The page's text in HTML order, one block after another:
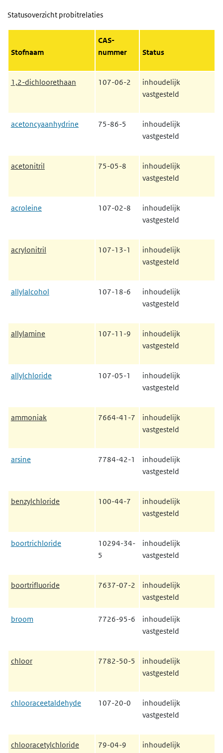
Statusoverzicht probitrelaties
Stofnaam
CAS-
nummer
Status
1,2-dichloorethaan 107-06-2
inhoudelijk
vastgesteld
acetoncyaanhydrine 75-86-5
inhoudelijk
vastgesteld
acetonitril 75-05-8
inhoudelijk
vastgesteld
acroleine 107-02-8
inhoudelijk
vastgesteld
acrylonitril 107-13-1
inhoudelijk
vastgesteld
allylalcohol 107-18-6
inhoudelijk
vastgesteld
allylamine 107-11-9
inhoudelijk
vastgesteld
allylchloride 107-05-1
inhoudelijk
vastgesteld
ammoniak 7664-41-7
inhoudelijk
vastgesteld
arsine 7784-42-1
inhoudelijk
vastgesteld
benzylchloride 100-44-7
inhoudelijk
vastgesteld
boortrichloride
10294-34-
5
inhoudelijk
vastgesteld
boortrifluoride 7637-07-2
inhoudelijk
vastgesteld
broom 7726-95-6
inhoudelijk
vastgesteld
chloor 7782-50-5
inhoudelijk
vastgesteld
chlooraceetaldehyde 107-20-0
inhoudelijk
vastgesteld
chlooracetylchloride 79-04-9
inhoudelijk